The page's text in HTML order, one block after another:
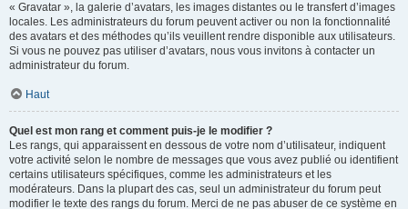
« Gravatar », la galerie d’avatars, les images distantes ou le transfert d’images
locales. Les administrateurs du forum peuvent activer ou non la fonctionnalité
des avatars et des méthodes qu’ils veuillent rendre disponible aux utilisateurs.
Si vous ne pouvez pas utiliser d’avatars, nous vous invitons à contacter un
administrateur du forum.
Haut
Quel est mon rang et comment puis-je le modifier ?
Les rangs, qui apparaissent en dessous de votre nom d’utilisateur, indiquent
votre activité selon le nombre de messages que vous avez publié ou identifient
certains utilisateurs spécifiques, comme les administrateurs et les
modérateurs. Dans la plupart des cas, seul un administrateur du forum peut
modifier le texte des rangs du forum. Merci de ne pas abuser de ce système en